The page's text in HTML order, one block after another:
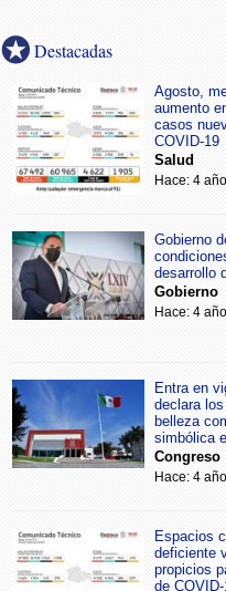
Destacadas
Agosto,
aumento
casos
COVID-19
Salud
Hace: 4
Gobierno
desarrollo
Gobierno
Hace: 4
Entra en
declara
belleza
simbólica
Congreso
Hace: 4
Espacios
deficiente
propicios
de